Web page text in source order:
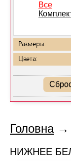
Все
Размеры:
Цвета:
Головна→
НИЖНЕЕ